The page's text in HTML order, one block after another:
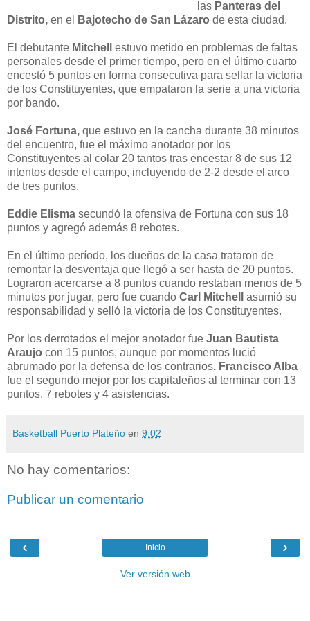
las Panteras del
Distrito, en el Bajotecho de San Lázaro de esta ciudad.
El debutante Mitchell
estuvo metido en problemas de faltas
personales desde el primer tiempo, pero en el último cuarto
encestó 5 puntos en forma consecutiva para sellar la victoria
de los Constituyentes, que empataron la serie a una victoria
por bando.
José Fortuna, que estuvo en la cancha durante 38 minutos
del encuentro, fue el máximo anotador por los
Constituyentes al colar 20 tantos tras encestar 8 de sus 12
intentos desde el campo, incluyendo de 2-2 desde el arco
de tres puntos.
Eddie Elisma secundó la ofensiva de Fortuna con sus 18
puntos y agregó además 8 rebotes.
En el último período, los dueños de la casa trataron de
remontar la desventaja que llegó a ser hasta de 20 puntos.
Lograron acercarse a 8 puntos cuando restaban menos de 5
minutos por jugar, pero fue cuando Carl Mitchell
asumió su
responsabilidad y selló la victoria de los Constituyentes.
Por los derrotados el mejor anotador fue Juan Bautista
Araujo con 15 puntos, aunque por momentos lució
abrumado por la defensa de los contrarios. Francisco Alba
fue el segundo mejor por los capitaleños al terminar con 13
puntos, 7 rebotes y 4 asistencias.
Basketball Puerto Plateño en 9:02
No hay comentarios:
Publicar un comentario
‹ ›
Inicio
Ver versión web